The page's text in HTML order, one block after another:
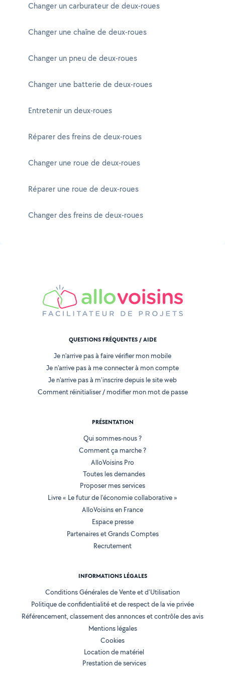
Changer un carburateur de deux-roues
Changer une chaîne de deux-roues
Changer un pneu de deux-roues
Changer une batterie de deux-roues
Entretenir un deux-roues
Réparer des freins de deux-roues
Changer une roue de deux-roues
Réparer une roue de deux-roues
Changer des freins de deux-roues
QUESTIONS FRÉQUENTES / AIDE
Je n'arrive pas à faire vérifier mon mobile
Je n'arrive pas à me connecter à mon compte
Je n'arrive pas à m'inscrire depuis le site web
Comment réinitialiser / modifier mon mot de passe
PRÉSENTATION
Qui sommes-nous ?
Comment ça marche ?
AlloVoisins Pro
Toutes les demandes
Proposer mes services
Livre « Le futur de l'économie collaborative »
AlloVoisins en France
Espace presse
Partenaires et Grands Comptes
Recrutement
INFORMATIONS LÉGALES
Conditions Générales de Vente et d'Utilisation
Politique de confidentialité et de respect de la vie privée
Référencement, classement des annonces et contrôle des avis
Mentions légales
Cookies
Location de matériel
Prestation de services